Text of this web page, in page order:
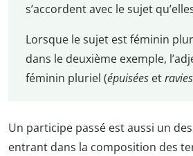
s’accordent avec le sujet
Lorsque le sujet est féminin
dans le deuxième exemple,
féminin pluriel (épuiséesetravies
Un participe passé est aussi un
entrant dans la composition des